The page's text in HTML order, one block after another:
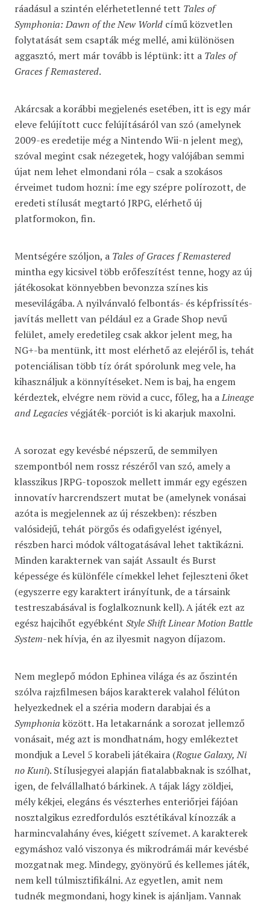
ráadásul a szintén elérhetetlenné tett Tales of
Symphonia: Dawn of the New World című közvetlen
folytatását sem csapták még mellé, ami különösen
aggasztó, mert már tovább is léptünk: itt a Tales of
Graces f Remastered.
Akárcsak a korábbi megjelenés esetében, itt is egy már
eleve felújított cucc felújításáról van szó (amelynek
2009-es eredetije még a Nintendo Wii-n jelent meg),
szóval megint csak nézegetek, hogy valójában semmi
újat nem lehet elmondani róla – csak a szokásos
érveimet tudom hozni: íme egy szépre polírozott, de
eredeti stílusát megtartó JRPG, elérhető új
platformokon, fin.
Mentségére szóljon, a Tales of Graces f Remastered
mintha egy kicsivel több erőfeszítést tenne, hogy az új
játékosokat könnyebben bevonzza színes kis
mesevilágába. A nyilvánvaló felbontás- és képfrissítés-
javítás mellett van például ez a Grade Shop nevű
felület, amely eredetileg csak akkor jelent meg, ha
NG+-ba mentünk, itt most elérhető az elejéről is, tehát
potenciálisan több tíz órát spórolunk meg vele, ha
kihasználjuk a könnyítéseket. Nem is baj, ha engem
kérdeztek, elvégre nem rövid a cucc, főleg, ha aLineage
and Legacies végjáték-porciót is ki akarjuk maxolni.
A sorozat egy kevésbé népszerű, de semmilyen
szempontból nem rossz részéről van szó, amely a
klasszikus JRPG-toposzok mellett immár egy egészen
innovatív harcrendszert mutat be (amelynek vonásai
azóta is megjelennek az új részekben): részben
valósidejű, tehát pörgős és odafigyelést igényel,
részben harci módok váltogatásával lehet taktikázni.
Minden karakternek van saját Assault és Burst
képessége és különféle címekkel lehet fejleszteni őket
(egyszerre egy karaktert irányítunk, de a társaink
testreszabásával is foglalkoznunk kell). A játék ezt az
egész hajcihőt egyébként Style Shift Linear Motion Battle
System-nek hívja, én az ilyesmit nagyon díjazom.
Nem meglepő módon Ephinea világa és az őszintén
szólva rajzfilmesen bájos karakterek valahol félúton
helyezkednek el a széria modern darabjai és a
Symphonia között. Ha letakarnánk a sorozat jellemző
vonásait, még azt is mondhatnám, hogy emlékeztet
mondjuk a Level 5 korabeli játékaira (Rogue Galaxy, Ni
no Kuni). Stílusjegyei alapján fiatalabbaknak is szólhat,
igen, de felvállalható bárkinek. A tájak lágy zöldjei,
mély kékjei, elegáns és vészterhes enteriőrjei fájóan
nosztalgikus ezredfordulós esztétikával kínozzák a
harmincvalahány éves, kiégett szívemet. A karakterek
egymáshoz való viszonya és mikrodrámái már kevésbé
mozgatnak meg. Mindegy, gyönyörű és kellemes játék,
nem kell túlmisztifikálni. Az egyetlen, amit nem
tudnék megmondani, hogy kinek is ajánljam. Vannak